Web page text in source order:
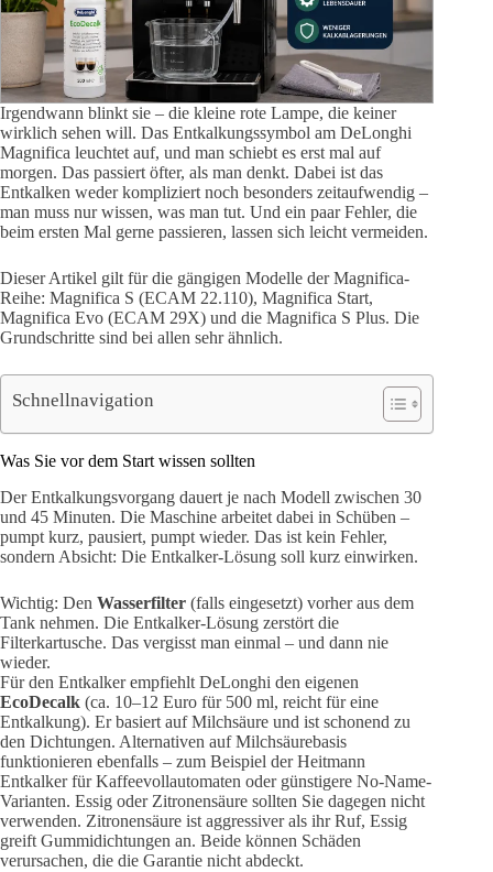
Irgendwann blinkt sie – die kleine rote Lampe, die keiner
wirklich sehen will. Das Entkalkungssymbol am DeLonghi
Magnifica leuchtet auf, und man schiebt es erst mal auf
morgen. Das passiert öfter, als man denkt. Dabei ist das
Entkalken weder kompliziert noch besonders zeitaufwendig –
man muss nur wissen, was man tut. Und ein paar Fehler, die
beim ersten Mal gerne passieren, lassen sich leicht vermeiden.
Dieser Artikel gilt für die gängigen Modelle der Magnifica-
Reihe: Magnifica S (ECAM 22.110), Magnifica Start,
Magnifica Evo (ECAM 29X) und die Magnifica S Plus. Die
Grundschritte sind bei allen sehr ähnlich.
Schnellnavigation
Was Sie vor dem Start wissen sollten
Der Entkalkungsvorgang dauert je nach Modell zwischen 30
und 45 Minuten. Die Maschine arbeitet dabei in Schüben –
pumpt kurz, pausiert, pumpt wieder. Das ist kein Fehler,
sondern Absicht: Die Entkalker-Lösung soll kurz einwirken.
Wichtig: Den Wasserfilter (falls eingesetzt) vorher aus dem
Tank nehmen. Die Entkalker-Lösung zerstört die
Filterkartusche. Das vergisst man einmal – und dann nie
wieder.
Für den Entkalker empfiehlt DeLonghi den eigenen
EcoDecalk (ca. 10–12 Euro für 500 ml, reicht für eine
Entkalkung). Er basiert auf Milchsäure und ist schonend zu
den Dichtungen. Alternativen auf Milchsäurebasis
funktionieren ebenfalls – zum Beispiel der Heitmann
Entkalker für Kaffeevollautomaten oder günstigere No-Name-
Varianten. Essig oder Zitronensäure sollten Sie dagegen nicht
verwenden. Zitronensäure ist aggressiver als ihr Ruf, Essig
greift Gummidichtungen an. Beide können Schäden
verursachen, die die Garantie nicht abdeckt.